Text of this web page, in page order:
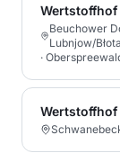
Wertstoffhof
Beuchower
Lubnjow/Błota
·
Wertstoffhof